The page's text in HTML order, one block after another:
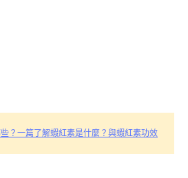
？一篇了解蝦紅素是什麼？與蝦紅素功效